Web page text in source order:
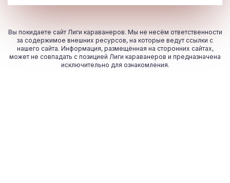
Вы покидаете сайт Лиги караванеров. Мы не несём ответственности
за содержимое внешних ресурсов, на которые ведут ссылки с
нашего сайта. Информация, размещённая на сторонних сайтах,
может не совпадать с позицией Лиги караванеров и предназначена
исключительно для ознакомления.